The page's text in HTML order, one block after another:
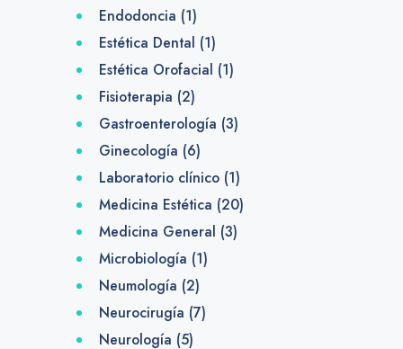
Endodoncia (1)
Estética Dental (1)
Estética Orofacial (1)
Fisioterapia (2)
Gastroenterología (3)
Ginecología (6)
Laboratorio clínico(1)
Medicina Estética (20)
Medicina General (3)
Microbiología (1)
Neumología (2)
Neurocirugía (7)
Neurología (5)